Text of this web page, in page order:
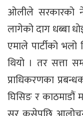
ओलीले सरकारको
लागेको दाग धब्बा
एमाले पार्टीको भलो
थियो । तर सत्ता
प्राधिकरणका
घिसिङ र काठमाडौं